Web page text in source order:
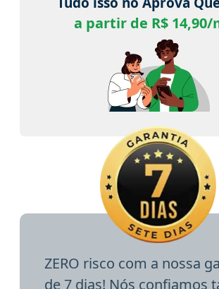
a partir de R$ 14,90/
ZERO risco com a nossa
de 7 dias! Nós confiamos